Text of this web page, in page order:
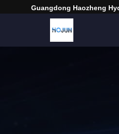
Guangdong Haozheng